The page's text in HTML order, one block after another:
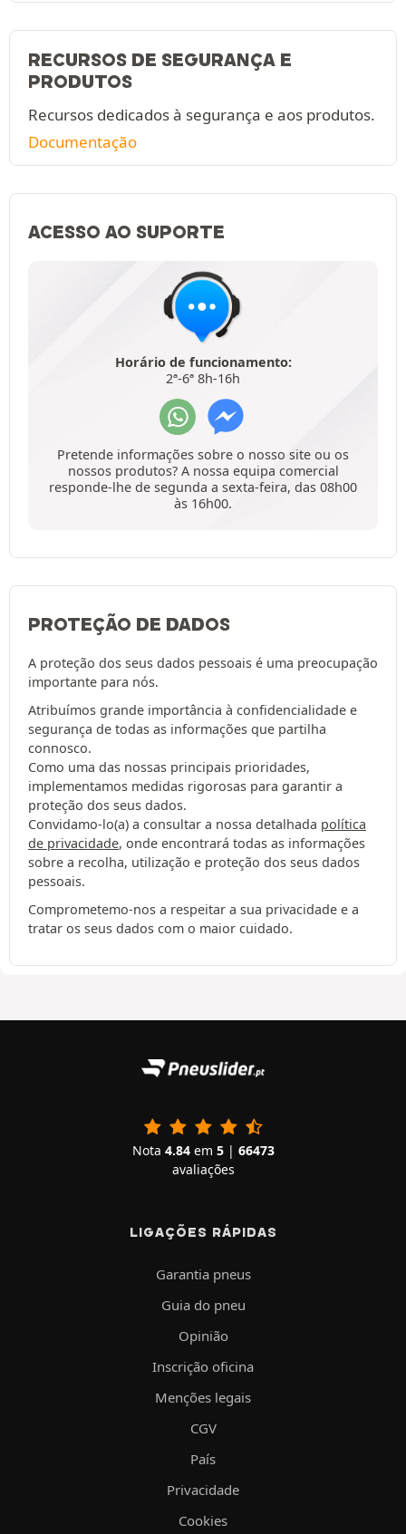
RECURSOS DE SEGURANÇA E
PRODUTOS
Recursos dedicados à segurança e aos produtos.
Documentação
ACESSO AO SUPORTE
Horário de funcionamento:
2ª-6ª 8h-16h
Pretende informações sobre o nosso site ou os
nossos produtos? A nossa equipa comercial
responde-lhe de segunda a sexta-feira, das 08h00
às 16h00.
PROTEÇÃO DE DADOS
A proteção dos seus dados pessoais é uma preocupação
importante para nós.
Atribuímos grande importância à confidencialidade e
segurança de todas as informações que partilha
connosco.
Como uma das nossas principais prioridades,
implementamos medidas rigorosas para garantir a
proteção dos seus dados.
Convidamo-lo(a) a consultar a nossa detalhada política
de privacidade, onde encontrará todas as informações
sobre a recolha, utilização e proteção dos seus dados
pessoais.
Comprometemo-nos a respeitar a sua privacidade e a
tratar os seus dados com o maior cuidado.
Nota 4.84em 5| 66473
avaliações
LIGAÇÕES RÁPIDAS
Garantia pneus
Guia do pneu
Opinião
Inscrição oficina
Menções legais
CGV
País
Privacidade
Cookies